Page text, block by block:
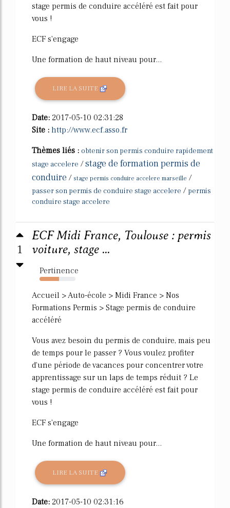
stage permis de conduire accéléré est fait pour
vous !
ECF s'engage
Une formation de haut niveau pour...
LIRE LA SUITE
Date: 2017-05-10 02:31:28
Site : http://www.ecf.asso.fr
Thèmes liés : obtenir son permis conduire rapidement
stage accelere /stage de formation permis de
conduire / stage permis conduire accelere marseille /
passer son permis de conduire stage accelere / permis
conduire stage accelere
1
ECF Midi France, Toulouse : permis
voiture, stage ...
Pertinence
54%
Accueil > Auto-école > Midi France > Nos
Formations Permis > Stage permis de conduire
accéléré
Vous avez besoin du permis de conduire, mais peu
de temps pour le passer ? Vous voulez profiter
d'une période de vacances pour concentrer votre
apprentissage sur un laps de temps réduit ? Le
stage permis de conduire accéléré est fait pour
vous !
ECF s'engage
Une formation de haut niveau pour...
LIRE LA SUITE
Date: 2017-05-10 02:31:16